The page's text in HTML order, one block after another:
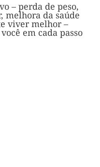
– perda de peso,
melhora da saúde
viver melhor –
em cada passo